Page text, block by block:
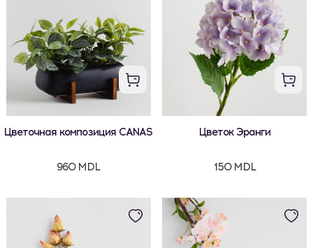
Цветочная композиция CANAS
960 MDL
Цветок Эранги
150 MDL